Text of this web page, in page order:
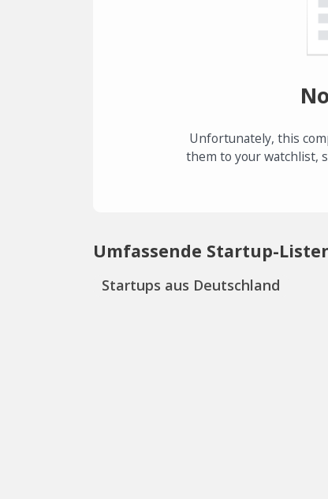
Unfortunately, this
them to your watchlist,
Umfassende Startup-
Startups aus Deutschland